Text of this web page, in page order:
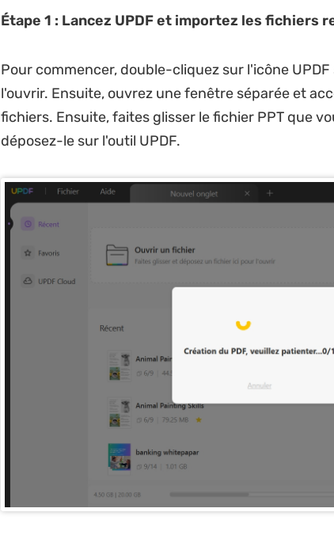
Étape 1 : Lancez UPDF et importez les fichiers
Pour commencer, double-cliquez sur l'icône
l'ouvrir. Ensuite, ouvrez une fenêtre séparée et
fichiers. Ensuite, faites glisser le fichier PPT que
déposez-le sur l'outil UPDF.